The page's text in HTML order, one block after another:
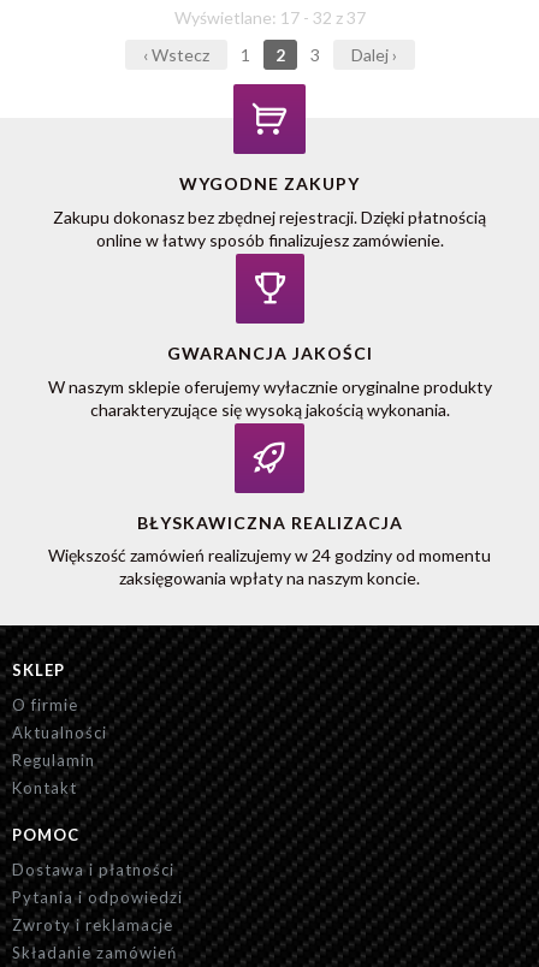
Wyświetlane: 17 - 32 z 37
‹ Wstecz
1 2 3 Dalej ›
WYGODNE ZAKUPY
Zakupu dokonasz bez zbędnej rejestracji. Dzięki płatnością
online w łatwy sposób finalizujesz zamówienie.
GWARANCJA JAKOŚCI
W naszym sklepie oferujemy wyłacznie oryginalne produkty
charakteryzujące się wysoką jakością wykonania.
BŁYSKAWICZNA REALIZACJA
Większość zamówień realizujemy w 24 godziny od momentu
zaksięgowania wpłaty na naszym koncie.
SKLEP
O firmie
Aktualności
Regulamin
Kontakt
POMOC
Dostawa i płatności
Pytania i odpowiedzi
Zwroty i reklamacje
Składanie zamówień